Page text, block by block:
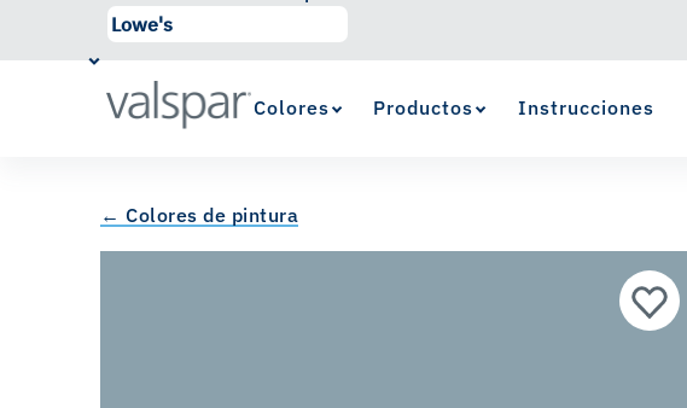
Colores Productos Instrucciones
← Colores de pintura